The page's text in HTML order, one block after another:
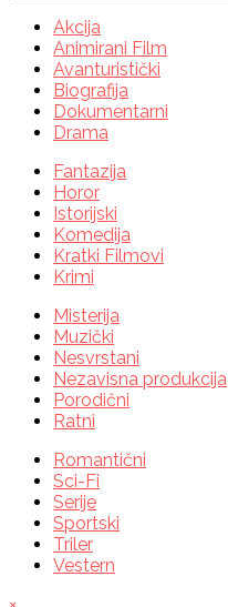
Akcija
Animirani Film
Avanturistički
Biografija
Dokumentarni
Drama
Fantazija
Horor
Istorijski
Komedija
Kratki Filmovi
Krimi
Misterija
Muzički
Nesvrstani
Nezavisna produkcija
Porodični
Ratni
Romantični
Sci-Fi
Serije
Sportski
Triler
Vestern